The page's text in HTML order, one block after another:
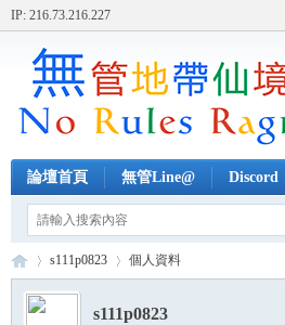
IP: 216.73.216.227
論壇首頁 無管Line@ Discord
s111p0823 個人資料
s111p0823